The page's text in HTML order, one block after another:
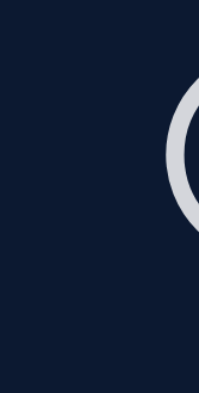
Cốc Cốc là
cùng VietAds